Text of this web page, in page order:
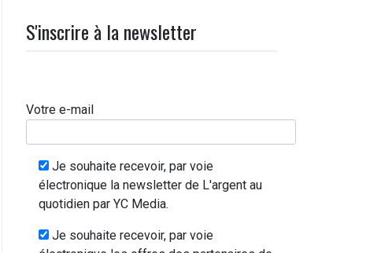
S'inscrire à la newsletter
Votre e-mail
Je souhaite recevoir, par voie
électronique la newsletter de L'argent au
quotidien par YC Media.
Je souhaite recevoir, par voie